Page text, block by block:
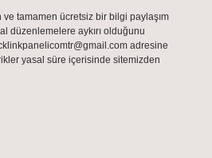
ve tamamen ücretsiz bir bilgi paylaşım
düzenlemelere aykırı olduğunu
adresine
yasal süre içerisinde sitemizden